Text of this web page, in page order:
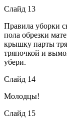
Слайд 13
Правила уборки
пола обрезки
крышку парты
тряпочкой и
убери.
Слайд 14
Молодцы!
Слайд 15